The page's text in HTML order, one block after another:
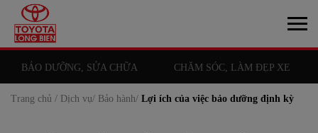
BẢO DƯỠNG, SỬA CHỮA CHĂM SÓC, LÀM ĐẸP XE
Trang chủ / Dịch vụ/ Bảo hành/ Lợi ích của việc bảo dưỡng định kỳ